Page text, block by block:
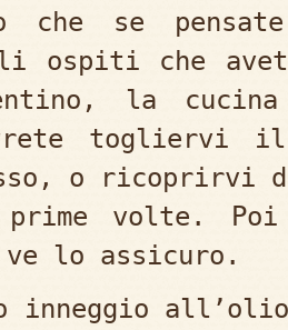
che se
ospiti che
la
togliervi
o
prime volte.
lo assicuro.
inneggio